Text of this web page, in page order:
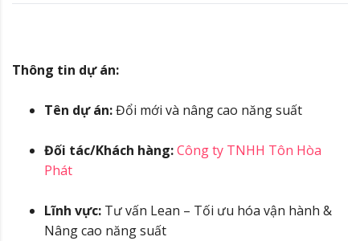
Thông tin dự án:
Tên dự án:Đổi mới và nâng cao năng suất
Đối tác/Khách hàng:Công ty TNHH Tôn Hòa
Phát
Lĩnh vực: Tư vấn Lean – Tối ưu hóa vận hành &
Nâng cao năng suất